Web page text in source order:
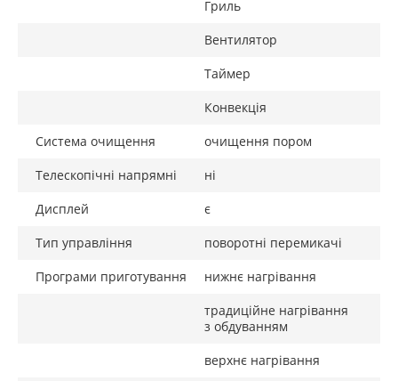
Гриль
Вентилятор
Таймер
Конвекція
Система очищення
очищення пором
Телескопічні напрямні
ні
Дисплей
є
Тип управління
поворотні перемикачі
Програми приготування
нижнє нагрівання
традиційне нагрівання
з обдуванням
верхнє нагрівання